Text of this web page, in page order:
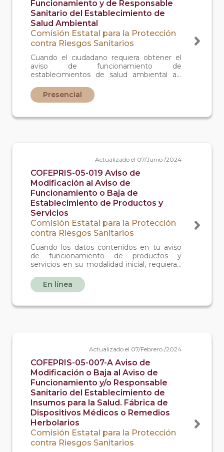
Funcionamiento y de Responsable
Sanitario del Establecimiento de
Salud Ambiental
Comisión Estatal para la Protección
contra Riesgos Sanitarios
Cuando el ciudadano requiera obtener el
aviso de funcionamiento de
establecimientos de salud ambiental así
Presencial
Actualizado el 07/Junio /2024
COFEPRIS-05-019 Aviso de
Modificación al Aviso de
Funcionamiento o Baja de
Establecimiento de Productos y
Servicios
Comisión Estatal para la Protección
contra Riesgos Sanitarios
Cuando los datos contenidos en tu aviso
de funcionamiento de productos y
servicios en su modalidad inicial, requieran
ciudadano.
En línea
Actualizado el 07/Febrero /2024
COFEPRIS-05-007-A Aviso de
Modificación o Baja al Aviso de
Funcionamiento y/o Responsable
Sanitario del Establecimiento de
Insumos para la Salud. Fábrica de
Dispositivos Médicos o Remedios
Herbolarios
Comisión Estatal para la Protección
contra Riesgos Sanitarios